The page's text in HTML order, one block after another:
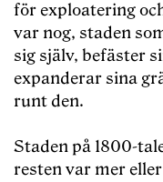
för exploatering
var nog, staden
sig själv, befäster
expanderar sina
runt den.
Staden på 1800-
resten var mer